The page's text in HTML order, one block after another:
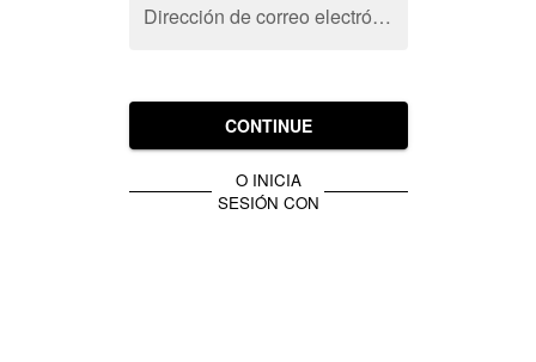
Dirección de correo electrónico
CONTINUE
O INICIA
SESIÓN CON